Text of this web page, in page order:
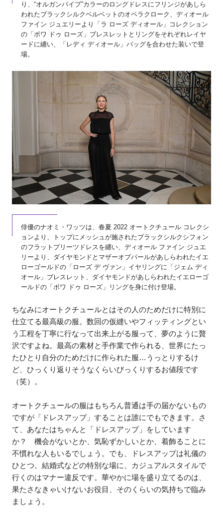
り、“オルガンパイプ”カラーのロングドレスにフリンジがあしら
われたブラックシルクベルベットのオペラクローク、ディオール
ファイン ジュエリーより「ラ ローズ ディオール」コレクション
の「ボワ ドゥ ローズ」ブレスレットとリングをそれぞれレイヤ
ードに纏い、「レディ ディオール」バッグを合わせた装いで登
場。
俳優のナオミ・ワッツは、春夏 2022 オートクチュール コレクシ
ョンより、トップにメッシュが施されたブラックシルクシフォン
のフラットプリーツドレスを纏い、ディオール ファイン ジュエ
リーより、ダイヤモンドとマザーオブパールがあしらわれたイエ
ローゴールドの「ローズ デ ヴァン」イヤリングに「ジェム ディ
オール」ブレスレット、ダイヤモンドがあしらわれたイエローゴ
ールドの「ボワ ドゥ ローズ」リングを身に付け登場。
ちなみにオートクチュールとはその人のためだけに特別に
仕立てる最高級の服。数回の仮縫いやフィッティングとい
う工程を丁寧に行なって出来上がる服って、夢のように贅
沢ですよね。最高の素材と手作業で作られる、世界にたっ
たひとり自分のためだけに作られた服…うっとりするけ
ど、ひっくり返りそうなくらいびっくりするお値段です
（笑）。
オートクチュールの服はもちろん普通は手の届かないもの
ですが「ドレスアップ」することは誰にでもできます。さ
て、あなたはちゃんと「ドレスアップ」をしています
か？ 機会がないとか、気恥ずかしいとか、着飾ることに
不慣れな人もいるでしょう。でも、ドレスアップは礼儀の
ひとつ。結婚式などの特別な場に、カジュアルスタイルで
行くのはマナー違反です。華やかに場を盛り立てるのは、
果たさなきゃいけないお役目、そのくらいの気持ちで臨み
ましょう。